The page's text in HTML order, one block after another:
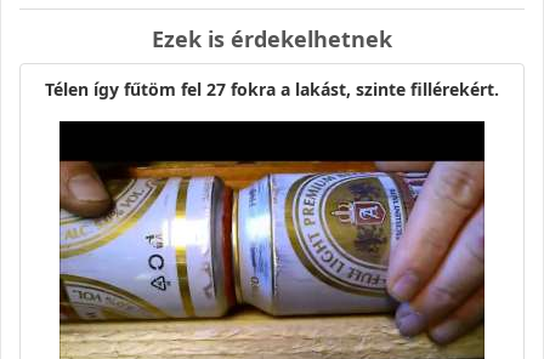
Ezek is érdekelhetnek
Télen így fűtöm fel 27 fokra a lakást, szinte fillérekért.